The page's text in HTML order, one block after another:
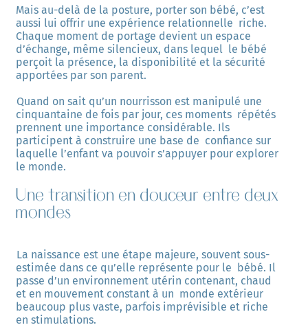
Mais au-delà de la posture, porter son bébé, c’est
aussi lui offrir une expérience relationnelle  riche.
Chaque moment de portage devient un espace
d’échange, même silencieux, dans lequel  le bébé
perçoit la présence, la disponibilité et la sécurité
apportées par son parent.
Quand on sait qu’un nourrisson est manipulé une
cinquantaine de fois par jour, ces moments  répétés
prennent une importance considérable. Ils
participent à construire une base de  confiance sur
laquelle l’enfant va pouvoir s’appuyer pour explorer
le monde.
Une transition en douceur entre deux
mondes
La naissance est une étape majeure, souvent sous-
estimée dans ce qu’elle représente pour le  bébé. Il
passe d’un environnement utérin contenant, chaud
et en mouvement constant à un  monde extérieur
beaucoup plus vaste, parfois imprévisible et riche
en stimulations.